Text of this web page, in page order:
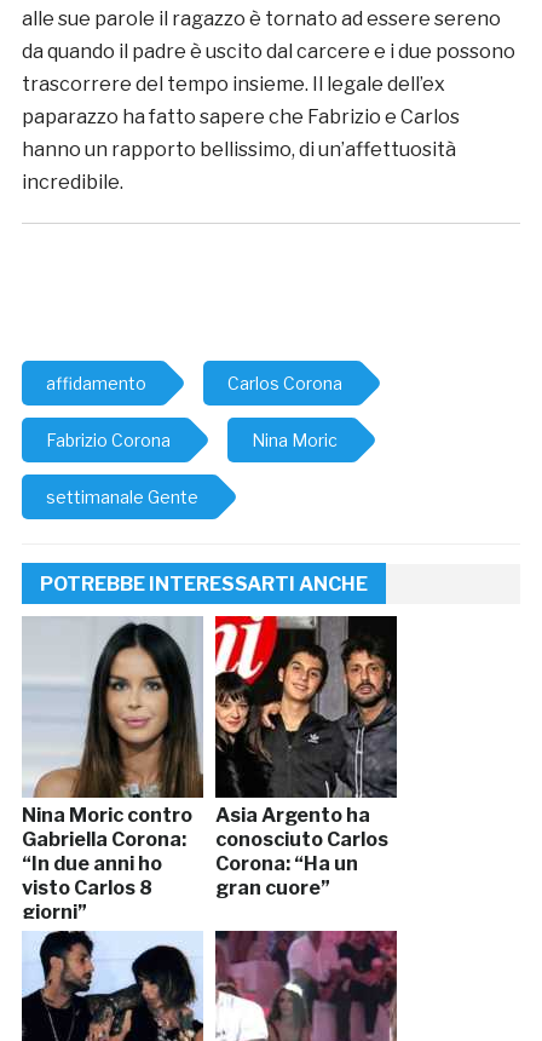
alle sue parole il ragazzo è tornato ad essere sereno
da quando il padre è uscito dal carcere e i due possono
trascorrere del tempo insieme. Il legale dell’ex
paparazzo ha fatto sapere che Fabrizio e Carlos
hanno un rapporto bellissimo, di un’affettuosità
incredibile.
affidamento Carlos Corona
Fabrizio Corona Nina Moric
settimanale Gente
POTREBBE INTERESSARTI ANCHE
Nina Moric contro
Gabriella Corona:
“In due anni ho
visto Carlos 8
giorni”
Asia Argento ha
conosciuto Carlos
Corona: “Ha un
gran cuore”